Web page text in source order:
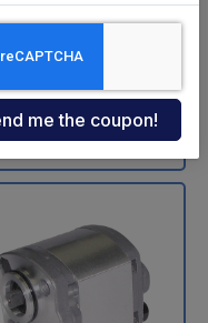
Code: 18202L
€ 60,05
Available